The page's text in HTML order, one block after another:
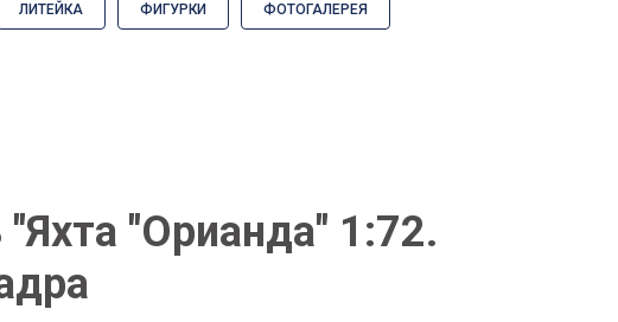
ЛИТЕЙКА ФИГУРКИ ФОТОГАЛЕРЕЯ
"Орианда" 1:72.